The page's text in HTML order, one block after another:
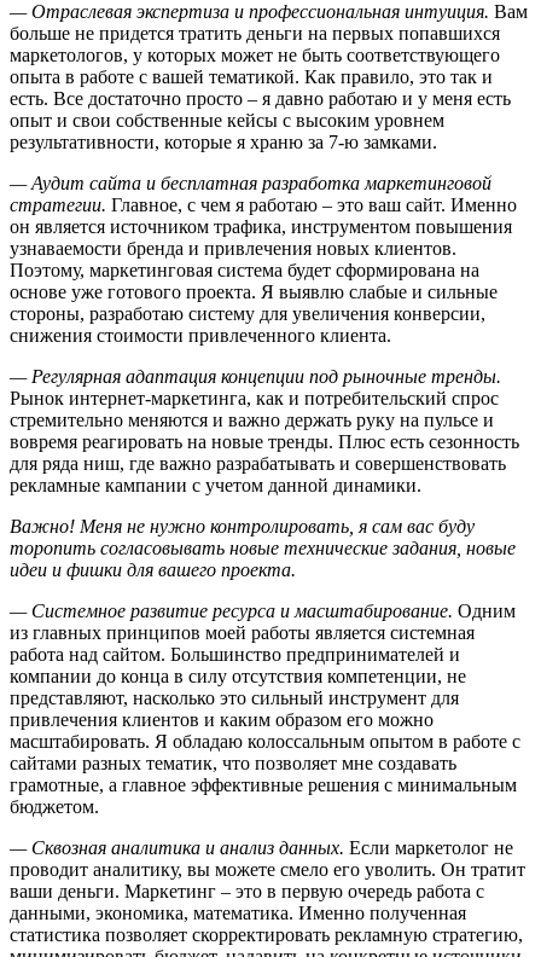
— Отраслевая экспертиза и профессиональная интуиция. Вам
больше не придется тратить деньги на первых попавшихся
маркетологов, у которых может не быть соответствующего
опыта в работе с вашей тематикой. Как правило, это так и
есть. Все достаточно просто – я давно работаю и у меня есть
опыт и свои собственные кейсы с высоким уровнем
результативности, которые я храню за 7-ю замками.
— Аудит сайта и бесплатная разработка маркетинговой
стратегии. Главное, с чем я работаю – это ваш сайт. Именно
он является источником трафика, инструментом повышения
узнаваемости бренда и привлечения новых клиентов.
Поэтому, маркетинговая система будет сформирована на
основе уже готового проекта. Я выявлю слабые и сильные
стороны, разработаю систему для увеличения конверсии,
снижения стоимости привлеченного клиента.
— Регулярная адаптация концепции под рыночные тренды.
Рынок интернет-маркетинга, как и потребительский спрос
стремительно меняются и важно держать руку на пульсе и
вовремя реагировать на новые тренды. Плюс есть сезонность
для ряда ниш, где важно разрабатывать и совершенствовать
рекламные кампании с учетом данной динамики.
Важно! Меня не нужно контролировать, я сам вас буду
торопить согласовывать новые технические задания, новые
идеи и фишки для вашего проекта.
— Системное развитие ресурса и масштабирование. Одним
из главных принципов моей работы является системная
работа над сайтом. Большинство предпринимателей и
компании до конца в силу отсутствия компетенции, не
представляют, насколько это сильный инструмент для
привлечения клиентов и каким образом его можно
масштабировать. Я обладаю колоссальным опытом в работе с
сайтами разных тематик, что позволяет мне создавать
грамотные, а главное эффективные решения с минимальным
бюджетом.
— Сквозная аналитика и анализ данных. Если маркетолог не
проводит аналитику, вы можете смело его уволить. Он тратит
ваши деньги. Маркетинг – это в первую очередь работа с
данными, экономика, математика. Именно полученная
статистика позволяет скорректировать рекламную стратегию,